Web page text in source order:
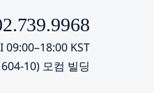
09:00–18:00 KST
10) 모컴 빌딩